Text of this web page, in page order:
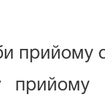
прийому
прийому